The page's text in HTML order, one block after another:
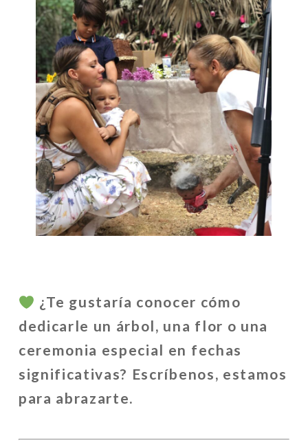
¿Te gustaría conocer cómo
dedicarle un árbol, una flor o una
ceremonia especial en fechas
significativas? Escríbenos, estamos
para abrazarte.